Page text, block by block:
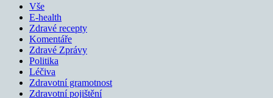
Vše
E-health
Zdravé recepty
Komentáře
Zdravé Zprávy
Politika
Léčiva
Zdravotní gramotnost
Zdravotní pojištění